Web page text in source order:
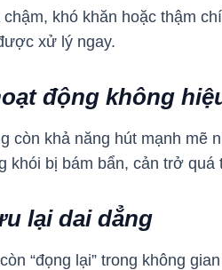
khó khăn hoặc thậm
xử lý ngay.
động không
còn khả năng hút mạnh
khói bị bám bẩn, cản trở quá
lại dai dẳng
“đọng lại” trong không